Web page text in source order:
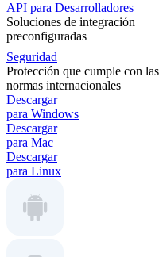
API para Desarrolladores
Soluciones de integración
preconfiguradas
Seguridad
Protección que cumple con las
normas internacionales
Descargar
para Windows
Descargar
para Mac
Descargar
para Linux